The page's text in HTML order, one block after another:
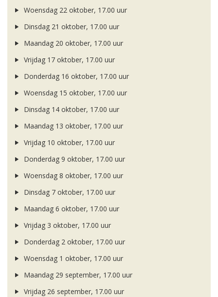
Woensdag 22 oktober, 17.00 uur
Dinsdag 21 oktober, 17.00 uur
Maandag 20 oktober, 17.00 uur
Vrijdag 17 oktober, 17.00 uur
Donderdag 16 oktober, 17.00 uur
Woensdag 15 oktober, 17.00 uur
Dinsdag 14 oktober, 17.00 uur
Maandag 13 oktober, 17.00 uur
Vrijdag 10 oktober, 17.00 uur
Donderdag 9 oktober, 17.00 uur
Woensdag 8 oktober, 17.00 uur
Dinsdag 7 oktober, 17.00 uur
Maandag 6 oktober, 17.00 uur
Vrijdag 3 oktober, 17.00 uur
Donderdag 2 oktober, 17.00 uur
Woensdag 1 oktober, 17.00 uur
Maandag 29 september, 17.00 uur
Vrijdag 26 september, 17.00 uur